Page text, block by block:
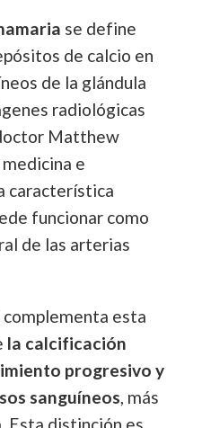
se define
de calcio en
de la glándula
radiológicas
Matthew
e
característica
funcionar como
de las arterias
esta
la calcificación
progresivo y
sanguíneos, más